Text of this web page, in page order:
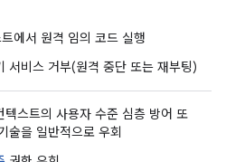
에서 원격 임의 코드 실행
서비스 거부(원격 중단 또는 재부팅)
텍스트의 사용자 수준 심층 방어 또
술을 일반적으로 우회